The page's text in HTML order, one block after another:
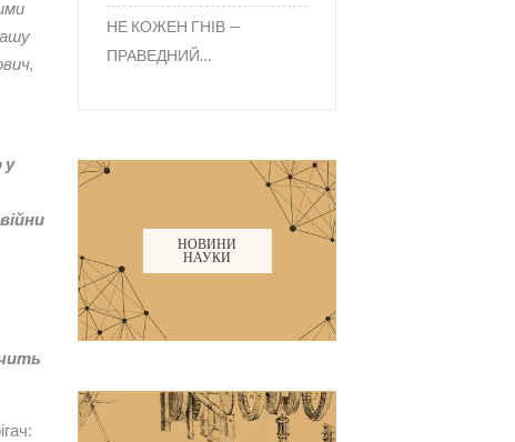
у
НЕ КОЖЕН ГНІВ —
ПРАВЕДНИЙ…
НОВИНИ
НАУКИ